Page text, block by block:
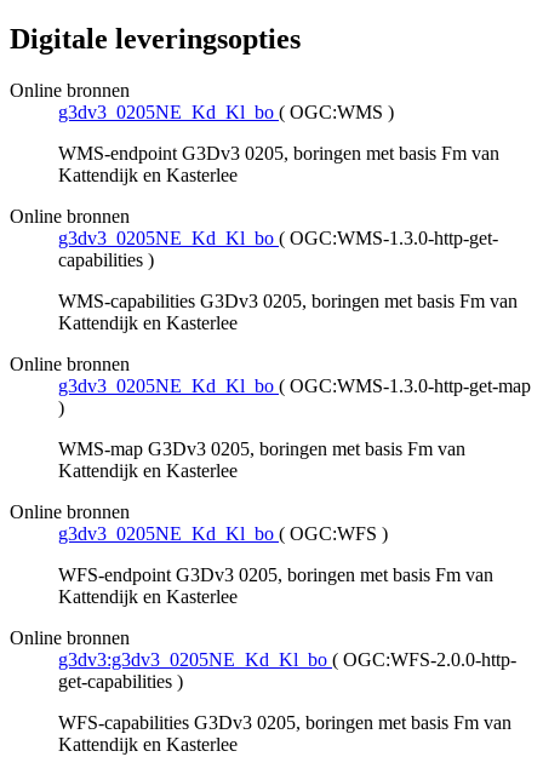
Digitale leveringsopties
Online bronnen
g3dv3_0205NE_Kd_Kl_bo ( OGC:WMS )
WMS-endpoint G3Dv3 0205, boringen met basis Fm van
Kattendijk en Kasterlee
Online bronnen
g3dv3_0205NE_Kd_Kl_bo ( OGC:WMS-1.3.0-http-get-
capabilities )
WMS-capabilities G3Dv3 0205, boringen met basis Fm van
Kattendijk en Kasterlee
Online bronnen
g3dv3_0205NE_Kd_Kl_bo ( OGC:WMS-1.3.0-http-get-map
)
WMS-map G3Dv3 0205, boringen met basis Fm van
Kattendijk en Kasterlee
Online bronnen
g3dv3_0205NE_Kd_Kl_bo ( OGC:WFS )
WFS-endpoint G3Dv3 0205, boringen met basis Fm van
Kattendijk en Kasterlee
Online bronnen
g3dv3:g3dv3_0205NE_Kd_Kl_bo ( OGC:WFS-2.0.0-http-
get-capabilities )
WFS-capabilities G3Dv3 0205, boringen met basis Fm van
Kattendijk en Kasterlee